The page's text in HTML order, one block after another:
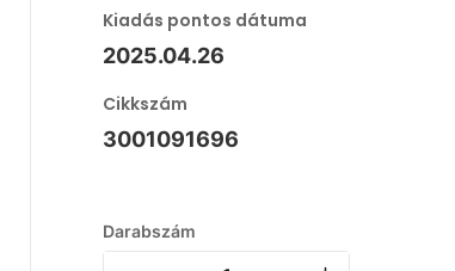
Kiadás pontos dátuma
2025.04.26
Cikkszám
3001091696
Darabszám